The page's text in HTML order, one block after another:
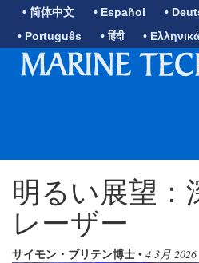
• 简体中文 • Español •
• Português
• हिंदी •
明るい展望：
レーザー
サイモン・ブリテン博士 • 4 3月 2026